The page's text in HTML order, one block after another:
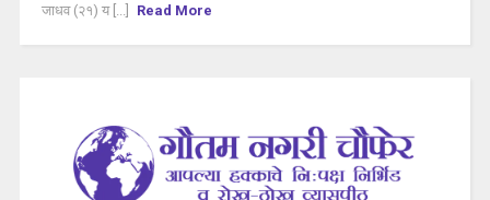
जाधव (२१) य [...]
Read More